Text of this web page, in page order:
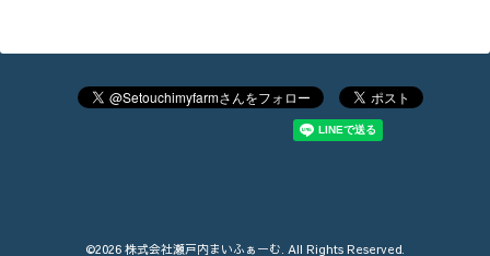
©2026 株式会社瀬戸内まいふぁーむ . All Rights Reserved.